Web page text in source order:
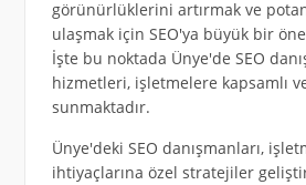
görünürlüklerini artırmak ve
ulaşmak için SEO'ya büyük bir
İşte bu noktada Ünye'de SEO
hizmetleri, işletmelere kapsamlı
sunmaktadır.
Ünye'deki SEO danışmanları,
ihtiyaçlarına özel stratejiler